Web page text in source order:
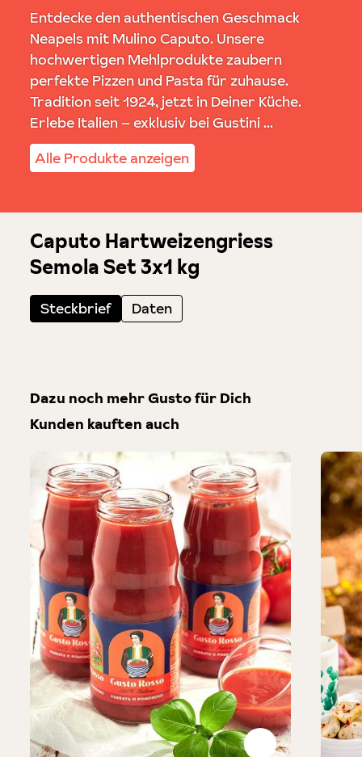
Entdecke den authentischen Geschmack
Neapels mit Mulino Caputo. Unsere
hochwertigen Mehlprodukte zaubern
perfekte Pizzen und Pasta für zuhause.
Tradition seit 1924, jetzt in Deiner Küche.
Erlebe Italien – exklusiv bei Gustini ...
Alle Produkte anzeigen
Caputo Hartweizengriess
Semola Set 3x1 kg
Steckbrief Daten
Dazu noch mehr Gusto für Dich
Kunden kauften auch
Produktgalerie überspringen